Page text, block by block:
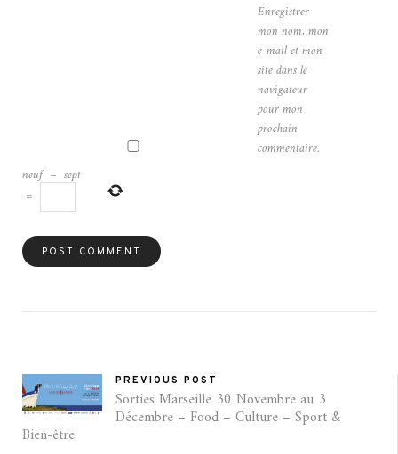
Enregistrer
mon nom, mon
e-mail et mon
site dans le
navigateur
pour mon
prochain
commentaire.
neuf − sept
=
PREVIOUS POST
Sorties Marseille 30 Novembre au 3
Décembre – Food – Culture – Sport &
Bien-être